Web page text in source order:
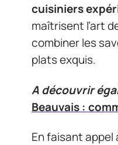
cuisiniers
maîtrisent l’art
combiner les
plats exquis.
A découvrir
Beauvais :
En faisant appel